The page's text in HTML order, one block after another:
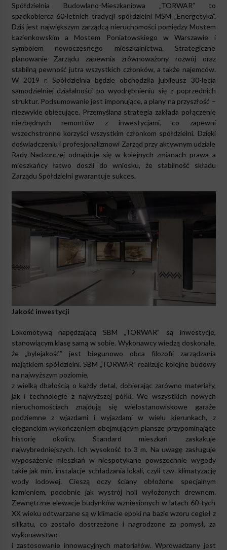
Spółdzielnia Budowlano-Mieszkaniowa „TORWAR” to
spadkobierca 60-letnich tradycji spółdzielni MSM „Energetyka”.
Dziś jest największym zarządcą nieruchomości pomiędzy Mostem
Łazienkowskim a Mostem Poniatowskiego w Warszawie i
symbolem nowoczesnego mieszkalnictwa. Strategiczne
planowanie Zarządu zapewnia zrównoważony rozwój oraz
stabilną pewność jutra wszystkich członków, a także najemców.
W 2019 r. Spółdzielnia będzie obchodziła jubileusz 30-lecia
samodzielniej działalności po wyodrębnieniu się z poprzednich
struktur. Podsumowanie jest imponujące, a plany na przyszłość –
niezwykle obiecujące. Przemyślana strategia zakłada połączenie
niezbędnych remontów z inwestycjami, co zapewni
wszechstronne korzyści wszystkim członkom spółdzielni. Dzięki
doświadczeniu i profesjonalizmowi Zarząd przy aktywnym udziale
Rady Nadzorczej odnajduje się w kolejnych zmianach prawa a
mieszkańcy łatwo doszli do wniosku, że stabilność składu
Zarządu Spółdzielni gwarantuje sukces.
Jakość inwestycji
Lokomotywą napędzającą SBM „TORWAR” są inwestycje,
stanowiącym klasę samą w sobie. Wykonawcy wiedzą doskonale,
że „bylejakość” jest biegunowo obca filozofii zarządzania
majątkiem spółdzielni. SBM „TORWAR” realizuje kolejne budowy
na najwyższym poziomie,
z wielką dbałością o każdy detal, dobierając zarówno materiały,
jak i technologie z najwyższej półki. We wszystkich nowych
nieruchomościach znajdują się wielostanowiskowe garaże
podziemne z wjazdami i wyjazdami w wielu kierunkach, z
eleganckim wykończeniem obejmującym plansze przypominające
historię okolicy. Standard mieszkań zaskakuje
najwybredniejszych. Ich wysokość to 3 m. Na uwagę zasługuje
wyposażenie mieszkań w niespotykane powszechnie wygody
takie jak min. instalacje schładzania lokali, czyli tzw. klimatyzację
wody lodowej. Cieszą oczy ściany obłożone specjalnym
kamieniem, podobnie jak wystrój holi wyłożonych drewnem.
Zewnętrzne elewacje budynków wzniesionych w latach 60-tych
XX wieku odtwarzane są w klimacie epoki na bazie wzoru cegieł z
silikatu, co zostało dostrzeżone i nagrodzone za pomysł, za
wykonawstwo
i zastosowanie innowacyjnych materiałów. Wprowadzany jest